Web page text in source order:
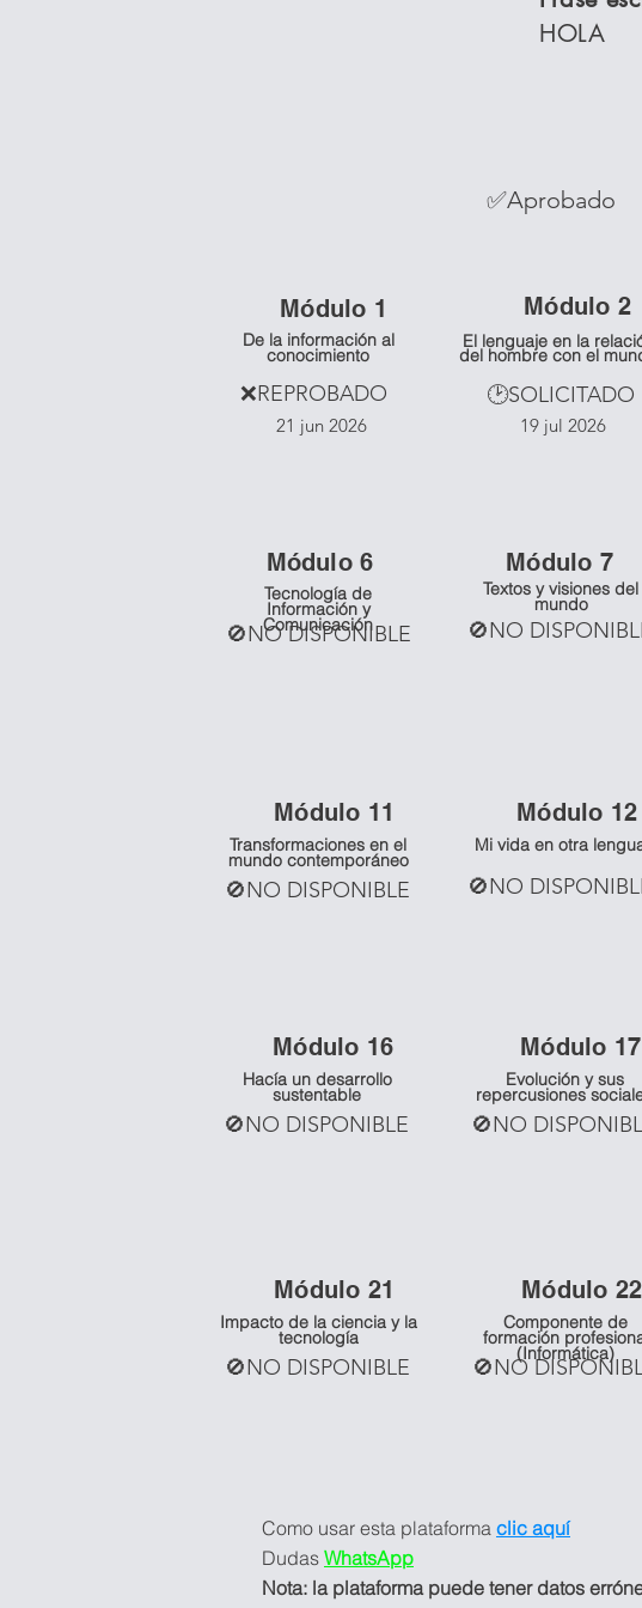
HOLA
✅Aprobado
De la información al
conocimiento
❌REPROBADO
21 jun 2026
Módulo 1
El lenguaje en la
del hombre con el
Módulo 2
🕑SOLICITADO
19 jul 2026
Tecnología de
Información y
Comunicación
Módulo 6
🚫NO DISPONIBLE
Textos y visiones del
mundo
🚫NO
Módulo 7
Transformaciones en el
mundo contemporáneo
Módulo 11
🚫NO DISPONIBLE
Mi vida en otra
Módulo 12
🚫NO
Hacía un desarrollo
sustentable
Módulo 16
🚫NO DISPONIBLE
Evolución y sus
repercusiones
Módulo 17
🚫NO
Impacto de la ciencia y la
tecnología
Módulo 21
🚫NO DISPONIBLE
Componente de
formación
(Informática)
Módulo 22
🚫NO
Como usar esta plataforma clic aquí
Dudas WhatsApp
Nota: la plataforma puede tener datos